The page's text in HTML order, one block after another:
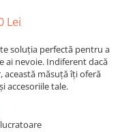
Lei
soluția perfectă pentru a
ai nevoie. Indiferent dacă
această măsuță îți oferă
accesoriile tale.